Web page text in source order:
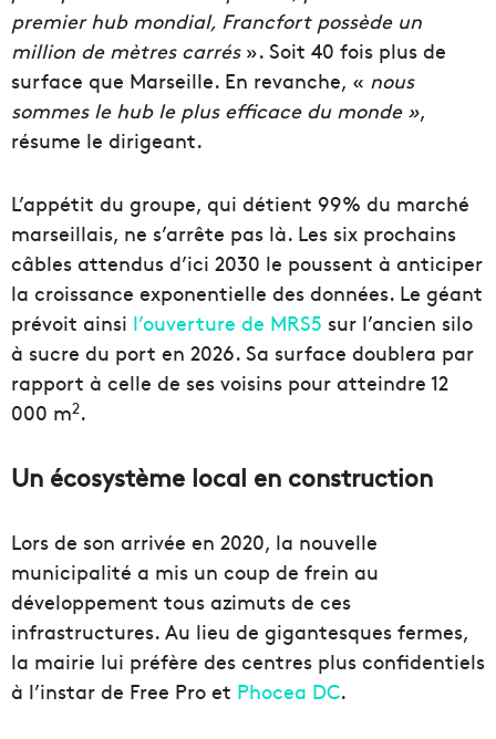
premier hub mondial, Francfort possède un
million de mètres carrés». Soit 40 fois plus de
surface que Marseille. En revanche, « nous
sommes le hub le plus efficace du monde »,
résume le dirigeant.
L’appétit du groupe, qui détient 99% du marché
marseillais, ne s’arrête pas là. Les six prochains
câbles attendus d’ici 2030 le poussent à anticiper
la croissance exponentielle des données. Le géant
prévoit ainsi l’ouverture de MRS5 sur l’ancien silo
à sucre du port en 2026. Sa surface doublera par
rapport à celle de ses voisins pour atteindre 12
000 m2.
Un écosystème local en construction
Lors de son arrivée en 2020, la nouvelle
municipalité a mis un coup de frein au
développement tous azimuts de ces
infrastructures. Au lieu de gigantesques fermes,
la mairie lui préfère des centres plus confidentiels
à l’instar de Free Pro et Phocea DC.